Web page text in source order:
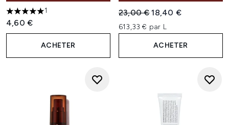
5 étoiles sur un maximum de 5
1
4,60 €
ACHETER
Prix de vente :
23,00 €Prix ​​actuel :
18,40 €
613,33 € par L
ACHETER